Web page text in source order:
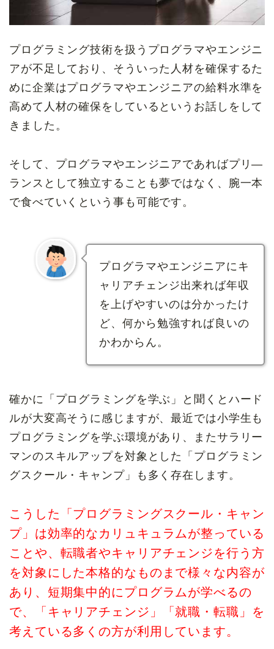
プログラミング技術を扱うプログラマやエンジニ
アが不足しており、そういった人材を確保するた
めに企業はプログラマやエンジニアの給料水準を
高めて人材の確保をしているというお話しをして
きました。
そして、プログラマやエンジニアであればプリ―
ランスとして独立することも夢ではなく、腕一本
で食べていくという事も可能です。
プログラマやエンジニアにキ
ャリアチェンジ出来れば年収
を上げやすいのは分かったけ
ど、何から勉強すれば良いの
かわからん。
確かに「プログラミングを学ぶ」と聞くとハード
ルが大変高そうに感じますが、最近では小学生も
プログラミングを学ぶ環境があり、またサラリー
マンのスキルアップを対象とした「プログラミン
グスクール・キャンプ」も多く存在します。
こうした「プログラミングスクール・キャン
プ」は効率的なカリュキュラムが整っている
ことや、転職者やキャリアチェンジを行う方
を対象にした本格的なものまで様々な内容が
あり、短期集中的にプログラムが学べるの
で、「キャリアチェンジ」「就職・転職」を
考えている多くの方が利用しています。